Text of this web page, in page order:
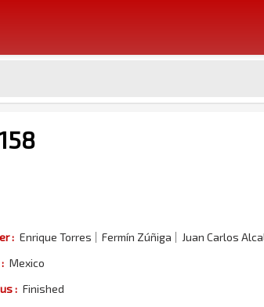
: Enrique Torres Fermín Zúñiga
Juan Carlos
Mexico
: Finished